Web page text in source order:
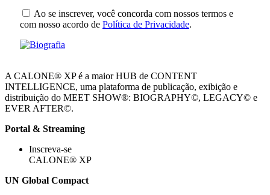
Ao se inscrever, você concorda com nossos termos e
com nosso acordo de Política de Privacidade.
A CALONE® XP é a maior HUB de CONTENT
INTELLIGENCE, uma plataforma de publicação, exibição e
distribuição do MEET SHOW®: BIOGRAPHY©, LEGACY© e
EVER AFTER©.
Portal & Streaming
Inscreva-se
CALONE® XP
UN Global Compact